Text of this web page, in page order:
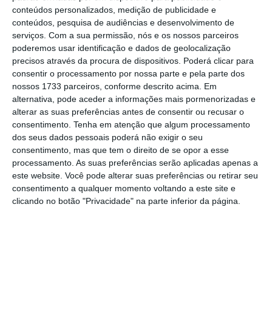
conteúdos personalizados, medição de publicidade e
conteúdos, pesquisa de audiências e desenvolvimento de
serviços. Com a sua permissão, nós e os nossos parceiros
poderemos usar identificação e dados de geolocalização
precisos através da procura de dispositivos. Poderá clicar para
consentir o processamento por nossa parte e pela parte dos
nossos 1733 parceiros, conforme descrito acima. Em
alternativa, pode aceder a informações mais pormenorizadas e
alterar as suas preferências antes de consentir ou recusar o
consentimento. Tenha em atenção que algum processamento
dos seus dados pessoais poderá não exigir o seu
consentimento, mas que tem o direito de se opor a esse
processamento. As suas preferências serão aplicadas apenas a
este website. Você pode alterar suas preferências ou retirar seu
consentimento a qualquer momento voltando a este site e
clicando no botão "Privacidade" na parte inferior da página.
marca britânica que é hoje o principal ativo da
sua divisão de maquilhagem.A fundadora
mantém os restantes 21,5%. O contrato prevê
opções de compra e venda que permitirão à
empresa espanhola chegar a 100% da marca
entre 2026 e 2031, com uma valorização
dependente da evolução do negócio.
Segundo o jornal espanhol, o acordo inclui ainda
uma cláusula de mudança de controlo que daria
a Charlotte Tilbury o direito de forçar a venda da
sua participação de 21,5%. Essa operação poderia
representar um pagamento de várias centenas